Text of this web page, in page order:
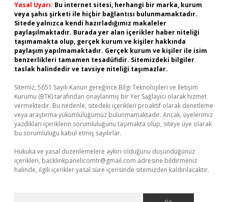
Yasal Uyarı: Bu internet sitesi, herhangi bir marka, kurum
veya şahıs şirketi ile hiçbir bağlantısı bulunmamaktadır.
Sitede yalnızca kendi hazırladığımız makaleler
paylaşılmaktadır. Burada yer alan içerikler haber niteliği
taşımamakta olup, gerçek kurum ve kişiler hakkında
paylaşım yapılmamaktadır. Gerçek kurum ve kişiler ile isim
benzerlikleri tamamen tesadüfidir. Sitemizdeki bilgiler
taslak halindedir ve tavsiye niteliği taşımazlar.
Sitemiz, 5651 Sayılı Kanun gereğince Bilgi Teknolojileri ve İletişim
Kurumu (BTK) tarafından onaylanmış bir Yer Sağlayıcı olarak hizmet
vermektedir. Bu nedenle, sitedeki içerikleri proaktif olarak denetleme
veya araştırma yükümlülüğümüz bulunmamaktadır. Ancak, üyelerimiz
yazdıkları içeriklerin sorumluluğunu taşımakta olup, siteye üye olarak
bu sorumluluğu kabul etmiş sayılırlar.
Hukuka ve yasal düzenlemelere aykırı olduğunu düşündüğünüz
içerikleri, backlinkpanelicomtr@gmail.com adresine bildirmeniz
halinde, ilgili içerikler yasal süre içerisinde sitemizden kaldırılacaktır.